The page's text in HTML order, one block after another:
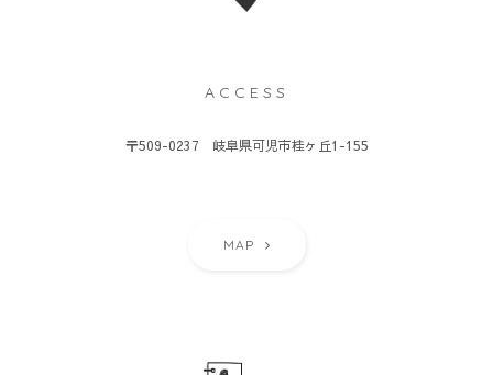
ACCESS
〒509-0237 岐阜県可児市桂ヶ丘1-155
MAP